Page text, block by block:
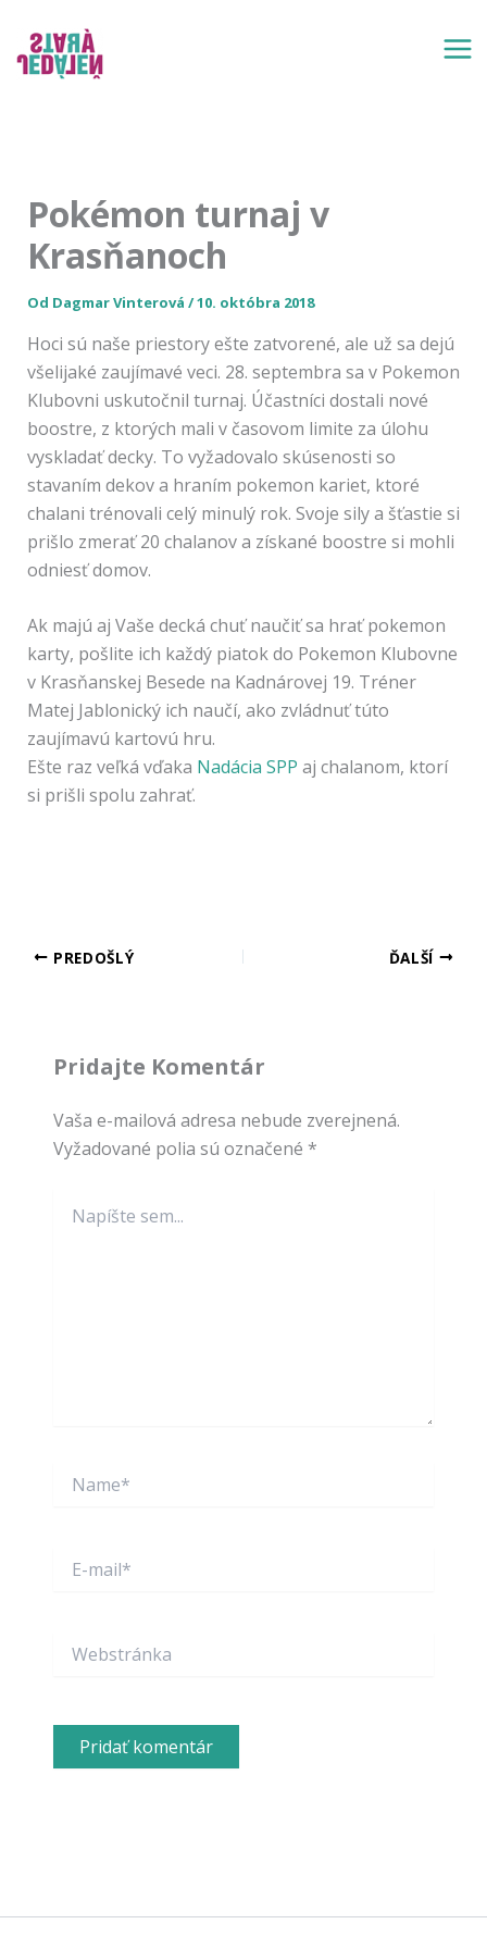
obsah
Pokémon turnaj v
Krasňanoch
Od Dagmar Vinterová /10. októbra 2018
Hoci sú naše priestory ešte zatvorené, ale už sa dejú
všelijaké zaujímavé veci. 28. septembra sa v Pokemon
Klubovni uskutočnil turnaj. Účastníci dostali nové
boostre, z ktorých mali v časovom limite za úlohu
vyskladať decky. To vyžadovalo skúsenosti so
stavaním dekov a hraním pokemon kariet, ktoré
chalani trénovali celý minulý rok. Svoje sily a šťastie si
prišlo zmerať 20 chalanov a získané boostre si mohli
odniesť domov.
Ak majú aj Vaše decká chuť naučiť sa hrať pokemon
karty, pošlite ich každý piatok do Pokemon Klubovne
v Krasňanskej Besede na Kadnárovej 19. Tréner
Matej Jablonický ich naučí, ako zvládnuť túto
zaujímavú kartovú hru.
Ešte raz veľká vďaka Nadácia SPP aj chalanom, ktorí
si prišli spolu zahrať.
PREDOŠLÝ ĎALŠÍ
Pridajte Komentár
Vaša e-mailová adresa nebude zverejnená.
Vyžadované polia sú označené *
sem...
mail*